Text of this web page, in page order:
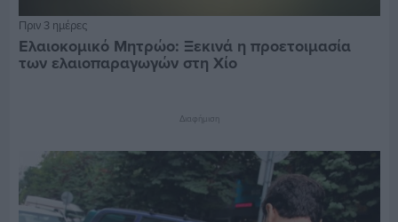
Πριν 3 ημέρες
Ελαιοκομικό Μητρώο: Ξεκινά η προετοιμασία
των ελαιοπαραγωγών στη Χίο
Διαφήμιση